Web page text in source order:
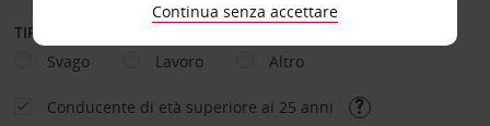
TIPOLOGIA DI NOLEGGIO
Svago
Lavoro Altro
Conducente di età superiore ai 25 anni
Continua senza accettare